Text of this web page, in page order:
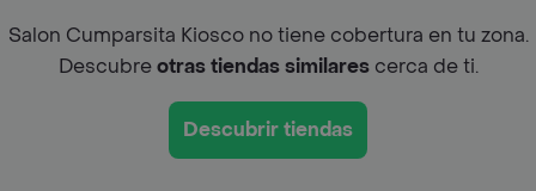
Salon Cumparsita Kiosco no tiene cobertura en tu zona.
Descubreotras tiendas similarescerca de ti.
Descubrir tiendas